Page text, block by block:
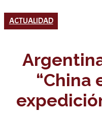
ACTUALIDAD
“China